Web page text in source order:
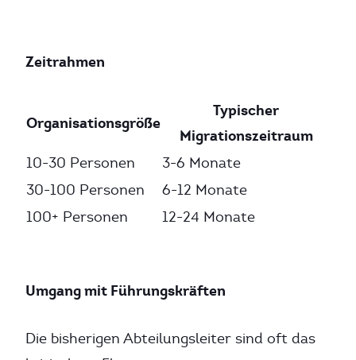
Zeitrahmen
Organisationsgröße
Typischer
Migrationszeitraum
10-30 Personen
3-6 Monate
30-100 Personen
6-12 Monate
100+ Personen
12-24 Monate
Umgang mit Führungskräften
Die bisherigen Abteilungsleiter sind oft das